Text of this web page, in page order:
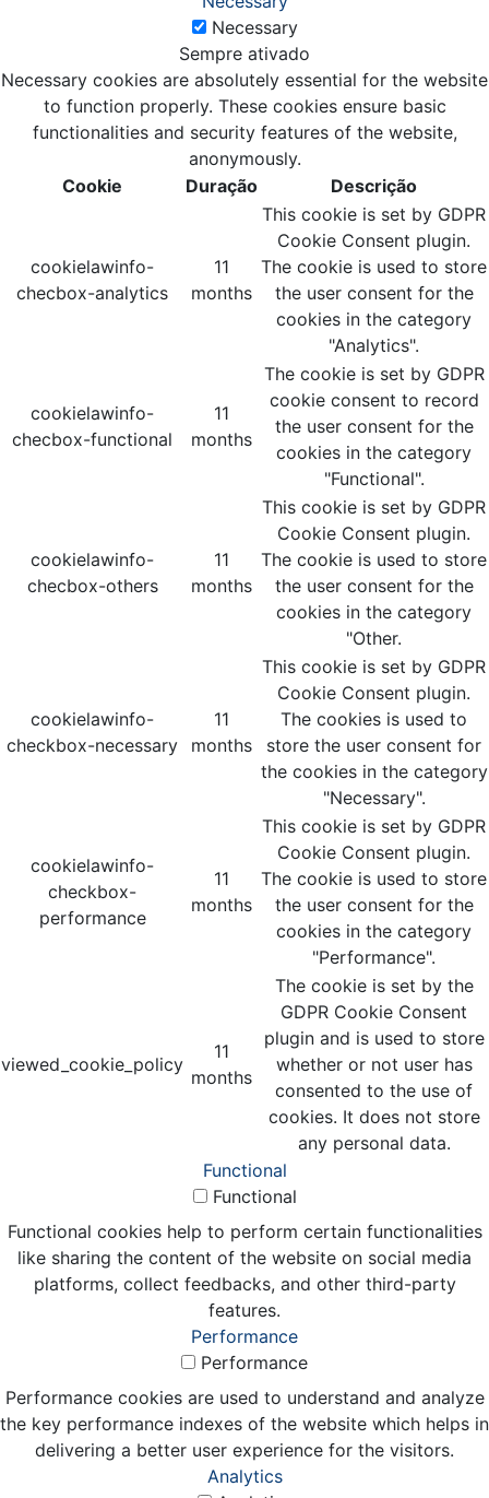
Necessary
Sempre ativado
Necessary cookies are absolutely essential for the website
to function properly. These cookies ensure basic
functionalities and security features of the website,
anonymously.
Cookie
Duração Descrição
cookielawinfo-
checbox-analytics
11
months
This cookie is set by GDPR
Cookie Consent plugin.
The cookie is used to store
the user consent for the
cookies in the category
"Analytics".
cookielawinfo-
checbox-functional
11
months
The cookie is set by GDPR
cookie consent to record
the user consent for the
cookies in the category
"Functional".
cookielawinfo-
checbox-others
11
months
This cookie is set by GDPR
Cookie Consent plugin.
The cookie is used to store
the user consent for the
cookies in the category
"Other.
cookielawinfo-
checkbox-necessary
11
months
This cookie is set by GDPR
Cookie Consent plugin.
The cookies is used to
store the user consent for
the cookies in the category
"Necessary".
cookielawinfo-
checkbox-
performance
11
months
This cookie is set by GDPR
Cookie Consent plugin.
The cookie is used to store
the user consent for the
cookies in the category
"Performance".
viewed_cookie_policy
11
months
The cookie is set by the
GDPR Cookie Consent
plugin and is used to store
whether or not user has
consented to the use of
cookies. It does not store
any personal data.
Functional
Functional
Functional cookies help to perform certain functionalities
like sharing the content of the website on social media
platforms, collect feedbacks, and other third-party
features.
Performance
Performance
Performance cookies are used to understand and analyze
the key performance indexes of the website which helps in
delivering a better user experience for the visitors.
Analytics